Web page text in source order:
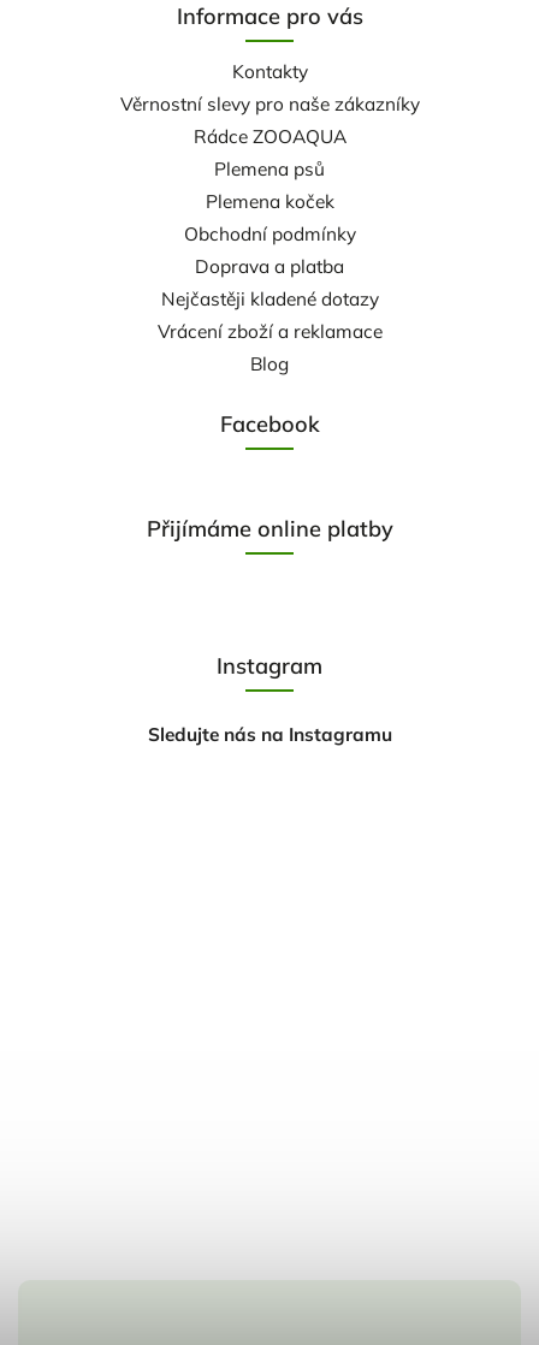
Informace pro vás
Kontakty
Věrnostní slevy pro naše zákazníky
Rádce ZOOAQUA
Plemena psů
Plemena koček
Obchodní podmínky
Doprava a platba
Nejčastěji kladené dotazy
Vrácení zboží a reklamace
Blog
Facebook
Přijímáme online platby
Instagram
Sledujte nás na Instagramu